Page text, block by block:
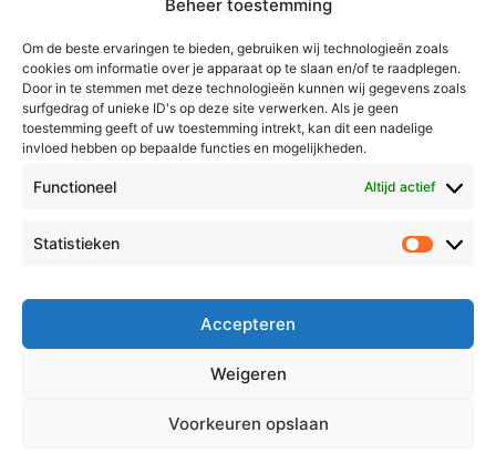
Beheer toestemming
Om de beste ervaringen te bieden, gebruiken wij technologieën zoals
cookies om informatie over je apparaat op te slaan en/of te raadplegen.
Door in te stemmen met deze technologieën kunnen wij gegevens zoals
surfgedrag of unieke ID's op deze site verwerken. Als je geen
toestemming geeft of uw toestemming intrekt, kan dit een nadelige
invloed hebben op bepaalde functies en mogelijkheden.
Functioneel Altijd actief
Statistieken
Accepteren
Weigeren
Voorkeuren opslaan
Weert
Nederweert
Leudal
Maasgouw
Echt-Susteren
Roermond
Radio & TV